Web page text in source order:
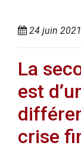
24 juin 2021
La
est
crise